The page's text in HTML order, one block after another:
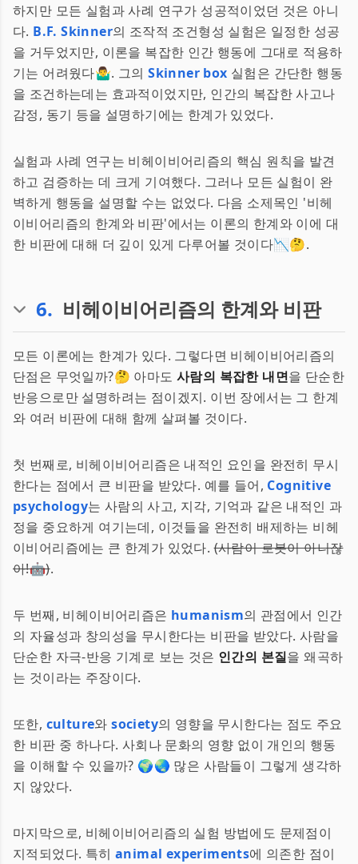
하지만 모든 실험과 사례 연구가 성공적이었던 것은 아니
다. B.F. Skinner의 조작적 조건형성 실험은 일정한 성공
을 거두었지만, 이론을 복잡한 인간 행동에 그대로 적용하
기는 어려웠다🤷‍♂️. 그의Skinner box 실험은 간단한 행동
을 조건하는데는 효과적이었지만, 인간의 복잡한 사고나
감정, 동기 등을 설명하기에는 한계가 있었다.
실험과 사례 연구는 비헤이비어리즘의 핵심 원칙을 발견
하고 검증하는 데 크게 기여했다. 그러나 모든 실험이 완
벽하게 행동을 설명할 수는 없었다. 다음 소제목인 '비헤
이비어리즘의 한계와 비판'에서는 이론의 한계와 이에 대
한 비판에 대해 더 깊이 있게 다루어볼 것이다📉🤔.
6. 비헤이비어리즘의 한계와 비판
모든 이론에는 한계가 있다. 그렇다면 비헤이비어리즘의
단점은 무엇일까?🤔 아마도 사람의 복잡한 내면을 단순한
반응으로만 설명하려는 점이겠지. 이번 장에서는 그 한계
와 여러 비판에 대해 함께 살펴볼 것이다.
첫 번째로, 비헤이비어리즘은 내적인 요인을 완전히 무시
한다는 점에서 큰 비판을 받았다. 예를 들어, Cognitive
psychology는 사람의 사고, 지각, 기억과 같은 내적인 과
정을 중요하게 여기는데, 이것들을 완전히 배제하는 비헤
이비어리즘에는 큰 한계가 있었다.(사람이 로봇이 아니잖
아!🤖).
두 번째, 비헤이비어리즘은 humanism의 관점에서 인간
의 자율성과 창의성을 무시한다는 비판을 받았다. 사람을
단순한 자극-반응 기계로 보는 것은 인간의 본질을 왜곡하
는 것이라는 주장이다.
또한, culture와society의 영향을 무시한다는 점도 주요
한 비판 중 하나다. 사회나 문화의 영향 없이 개인의 행동
을 이해할 수 있을까? 🌍🌏 많은 사람들이 그렇게 생각하
지 않았다.
마지막으로, 비헤이비어리즘의 실험 방법에도 문제점이
지적되었다. 특히 animal experiments에 의존한 점이